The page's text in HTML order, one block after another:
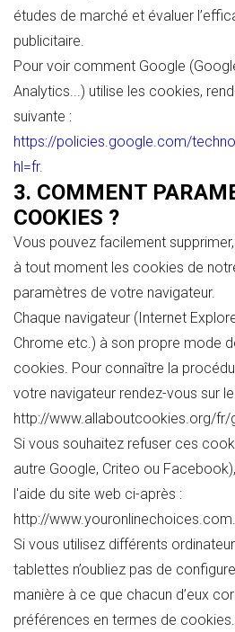
études de marché et évaluer
publicitaire.
Pour voir comment Google
Analytics...) utilise les cookies,
suivante :
https://policies.google.com/
hl=fr.
3. COMMENT
COOKIES ?
Vous pouvez facilement
à tout moment les cookies de
paramètres de votre navigateur.
Chaque navigateur (Internet
Chrome etc.) à son propre mode
cookies. Pour connaître la
votre navigateur rendez-vous sur
http://www.allaboutcookies.org/
Si vous souhaitez refuser ces
autre Google, Criteo ou
l'aide du site web ci-après :
http://www.youronlinechoices.com.
Si vous utilisez différents
tablettes n’oubliez pas de
manière à ce que chacun d’eux
préférences en termes de cookies.